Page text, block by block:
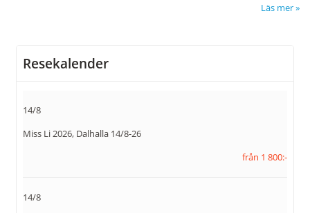
Läs mer
Resekalender
14/8
Miss Li 2026, Dalhalla 14/8-26
från 1 800:-
14/8